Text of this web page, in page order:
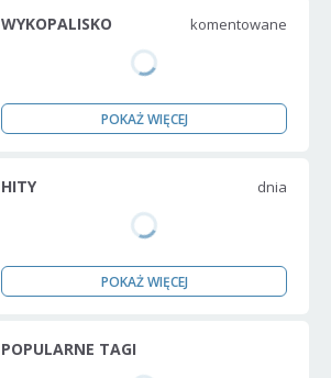
WYKOPALISKO komentowane
POKAŻ WIĘCEJ
HITY dnia
POKAŻ WIĘCEJ
POPULARNE TAGI